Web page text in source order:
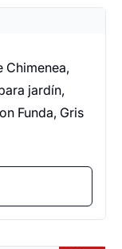
Chimenea,
jardín,
Funda, Gris